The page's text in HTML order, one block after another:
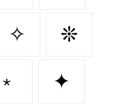
✧ ❊
﹡ ✦